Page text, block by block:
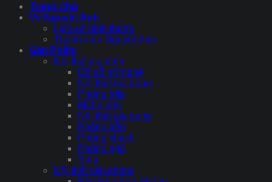
Trang Chủ
Về Nguyệt Ánh
Lịch sử hình thành
Thành viên Nguyệt Ánh
Sản Phẩm
Nội thất gia đình
Đồ gỗ mỹ nghệ
Nội thất gia dụng
Phòng bếp
Mành rèm
Nội thất gia dụng
Phòng bếp
Phòng khách
Phòng ngủ
Sofa
Nội thất văn phòng